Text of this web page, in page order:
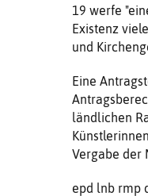
19 werfe
Existenz
und
Eine
ländlichen
Vergabe der
epd lnb rmp